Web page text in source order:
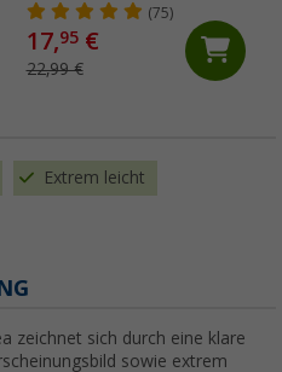
dunkelgrau abklappbar mit
Mikroschalter für
Wohnwagen und
Wohnmobil chrom
(75)
17,95€
22,99 €
Extrem leicht
zeichnet sich durch eine klare
sowie extrem